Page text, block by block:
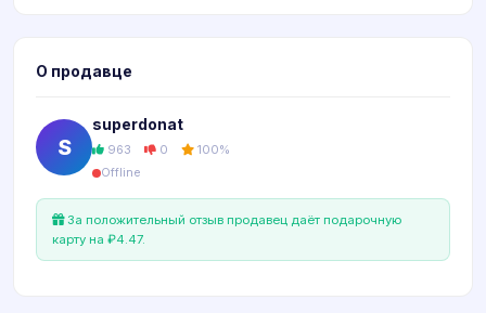
О продавце
S
superdonat
963 0 100%
Offline
За положительный отзыв продавец даёт подарочную
карту на ₽4.47.